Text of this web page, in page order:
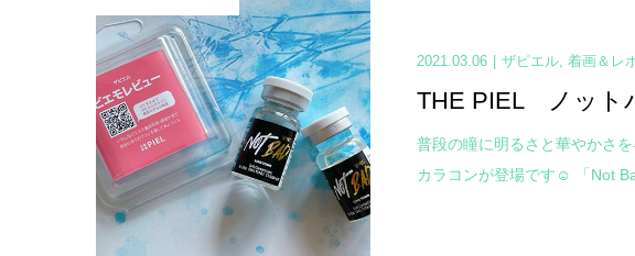
2021.03.06 ザピエル ,着画＆レ
THE PIEL ノット
普段の瞳に明るさと華やかさ
カラコンが登場です☺ 「Not